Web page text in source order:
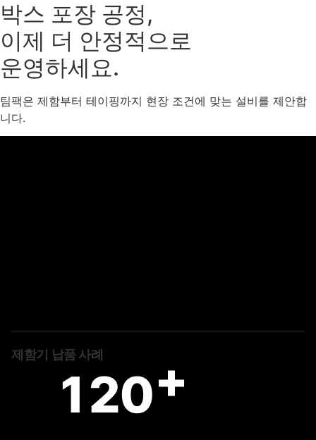
박스 포장 공정,
이제 더 안정적으로
운영하세요.
팀팩은 제함부터 테이핑까지 현장 조건에 맞는 설비를 제안합
니다.
제함기 납품 사례
120+